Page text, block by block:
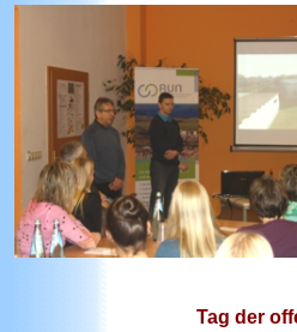
Tag der